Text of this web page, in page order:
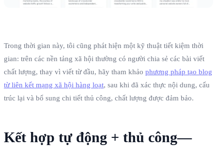
Trong thời gian này, tôi cũng phát hiện một kỹ thuật tiết kiệm thời
gian: trên các nền tảng xã hội thường có người chia sẻ các bài viết
chất lượng, thay vì viết từ đầu, hãy tham khảo phương pháp tạo blog
từ liên kết mạng xã hội hàng loạt, sau khi đã xác thực nội dung, cấu
trúc lại và bổ sung chi tiết thủ công, chất lượng được đảm bảo.
Kết hợp tự động + thủ công—